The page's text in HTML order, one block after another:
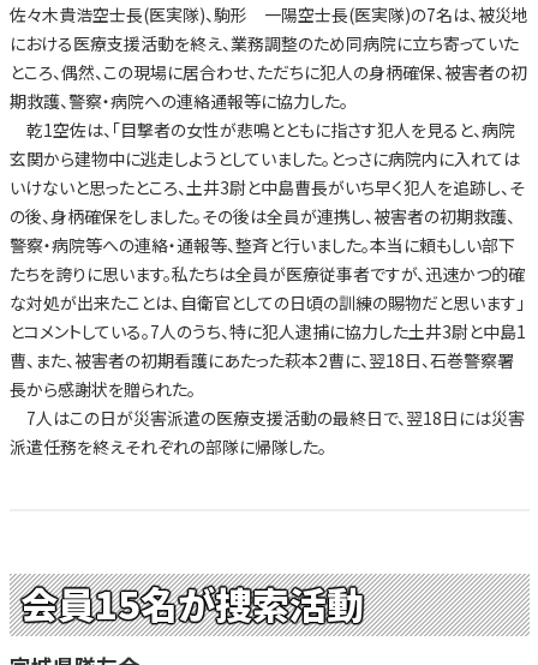
佐々木貴浩空士長(医実隊)、駒形 一陽空士長(医実隊)の7名は、被災地
における医療支援活動を終え、業務調整のため同病院に立ち寄っていた
ところ、偶然、この現場に居合わせ、ただちに犯人の身柄確保、被害者の初
期救護、警察・病院への連絡通報等に協力した。
乾1空佐は、「目撃者の女性が悲鳴とともに指さす犯人を見ると、病院
玄関から建物中に逃走しようとしていました。とっさに病院内に入れては
いけないと思ったところ、土井3尉と中島曹長がいち早く犯人を追跡し、そ
の後、身柄確保をしました。その後は全員が連携し、被害者の初期救護、
警察・病院等への連絡・通報等、整斉と行いました。本当に頼もしい部下
たちを誇りに思います。私たちは全員が医療従事者ですが、迅速かつ的確
な対処が出来たことは、自衛官としての日頃の訓練の賜物だと思います」
とコメントしている。7人のうち、特に犯人逮捕に協力した土井3尉と中島1
曹、また、被害者の初期看護にあたった萩本2曹に、翌18日、石巻警察署
長から感謝状を贈られた。
7人はこの日が災害派遣の医療支援活動の最終日で、翌18日には災害
派遣任務を終えそれぞれの部隊に帰隊した。
会員15名が捜索活動